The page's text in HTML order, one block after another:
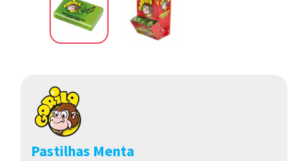
Pastilhas Menta